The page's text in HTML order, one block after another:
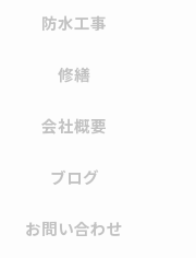
防水工事
修繕
会社概要
ブログ
お問い合わせ